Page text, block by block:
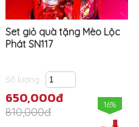
Set giỏ quà tặng Mèo Lộc
Phát SN117
Số lượng
650,000đ
810,000đ
16%